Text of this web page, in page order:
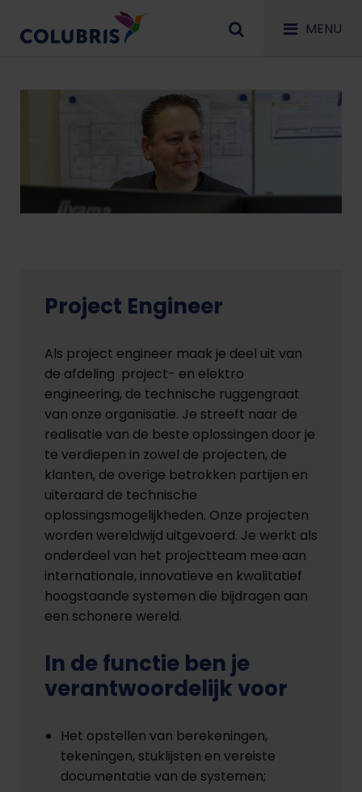
MENU
Project Engineer
Als project engineer maak je deel uit van
de afdeling project- en elektro
engineering, de technische ruggengraat
van onze organisatie. Je streeft naar de
realisatie van de beste oplossingen door je
te verdiepen in zowel de projecten, de
klanten, de overige betrokken partijen en
uiteraard de technische
oplossingsmogelijkheden. Onze projecten
worden wereldwijd uitgevoerd. Je werkt als
onderdeel van het projectteam mee aan
internationale, innovatieve en kwalitatief
hoogstaande systemen die bijdragen aan
een schonere wereld.
In de functie ben je
verantwoordelijk voor
Het opstellen van berekeningen,
tekeningen, stuklijsten en vereiste
documentatie van de systemen;